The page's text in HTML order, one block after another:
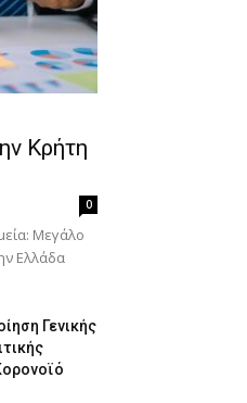
Κρήτη
0
Μεγάλο
Ελλάδα
Γενικής